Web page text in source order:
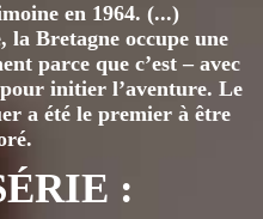
en 1964. (...)
la Bretagne occupe une
parce que c’est – avec
initier l’aventure. Le
a été le premier à être
: